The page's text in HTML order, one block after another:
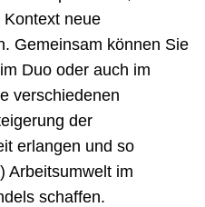
neue
Gemeinsam können Sie
Duo oder auch im
verschiedenen
der
erlangen und so
Arbeitsumwelt im
schaffen.